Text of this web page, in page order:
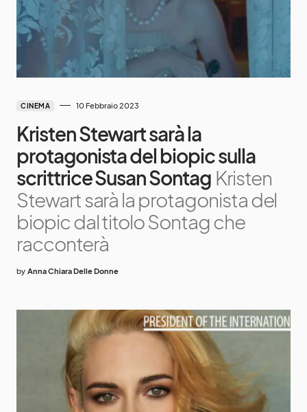
CINEMA 10 Febbraio 2023
Kristen Stewart sarà la
protagonista del biopic sulla
scrittrice Susan Sontag Kristen
Stewart sarà la protagonista del
biopic dal titolo Sontag che
racconterà
by Anna Chiara Delle Donne